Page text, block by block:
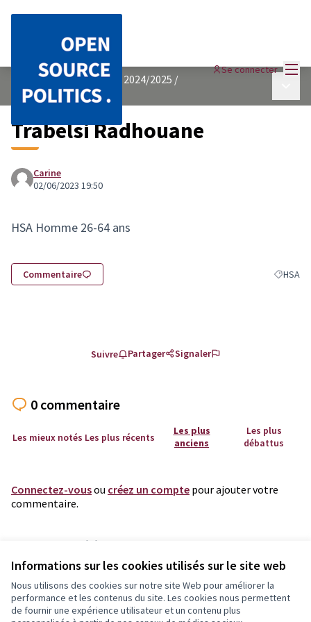
Informations sur les cookies utilisés sur le site web
Nous utilisons des cookies sur notre site Web pour améliorer la
performance et les contenus du site. Les cookies nous permettent
de fournir une expérience utilisateur et un contenu plus
Se connecter
BUDGET PARTICIPATIF 2024/2025 /
candidatures Hommes
Trabelsi Radhouane
Carine
02/06/2023 19:50
HSA Homme 26-64 ans
Commentaire Filtrer
HSA
Suivre Partager Signaler
0 commentaire
Les mieux notés Les plus récents
Les plus
anciens
Les plus
débattus
Connectez-vousou créez un compte pour ajouter votre
commentaire.
Référence : test2-PROP-2023-06-3289
Vérifiez l'empreinte numérique
Conditions d'utilisation